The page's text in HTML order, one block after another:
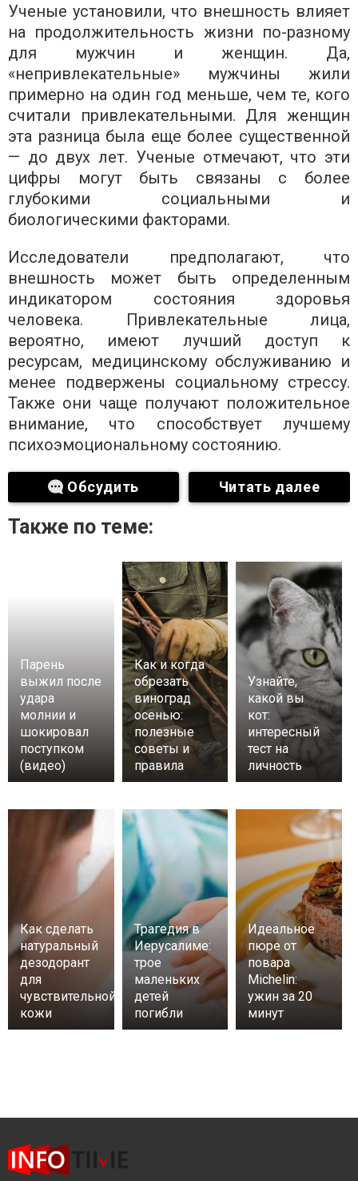
Ученые установили, что внешность влияет
на продолжительность жизни по-разному
для мужчин и женщин. Да,
«непривлекательные» мужчины жили
примерно на один год меньше, чем те, кого
считали привлекательными. Для женщин
эта разница была еще более существенной
— до двух лет. Ученые отмечают, что эти
цифры могут быть связаны с более
глубокими социальными и
биологическими факторами.
Исследователи предполагают, что
внешность может быть определенным
индикатором состояния здоровья
человека. Привлекательные лица,
вероятно, имеют лучший доступ к
ресурсам, медицинскому обслуживанию и
менее подвержены социальному стрессу.
Также они чаще получают положительное
внимание, что способствует лучшему
психоэмоциональному состоянию.
Обсудить Читать далее
Также по теме:
Парень
выжил после
удара
молнии и
шокировал
поступком
(видео)
Как и когда
обрезать
виноград
осенью:
полезные
советы и
правила
Узнайте,
какой вы
кот:
интересный
тест на
личность
Как сделать
натуральный
дезодорант
для
чувствительной
кожи
Трагедия в
Иерусалиме:
трое
маленьких
детей
погибли
Идеальное
пюре от
повара
Michelin:
ужин за 20
минут